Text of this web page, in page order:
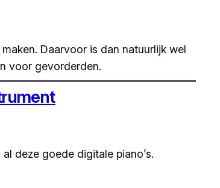
Daarvoor is dan natuurlijk wel
voor gevorderden.
deze goede digitale piano’s.